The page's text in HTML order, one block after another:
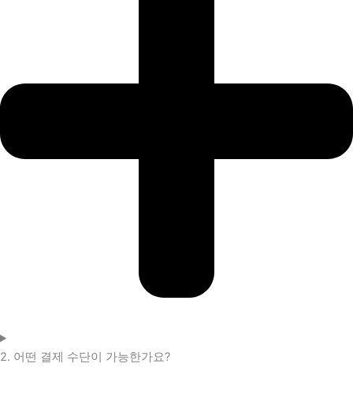
2. 어떤 결제 수단이 가능한가요?